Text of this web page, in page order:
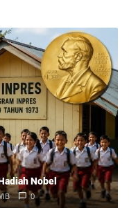
Nobel
0